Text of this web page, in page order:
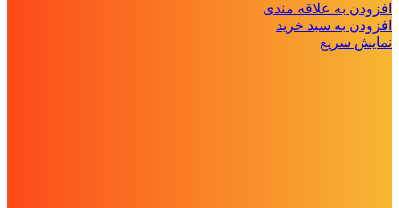
افزودن به علاقه مندی
افزودن به سبد خرید
نمایش سریع